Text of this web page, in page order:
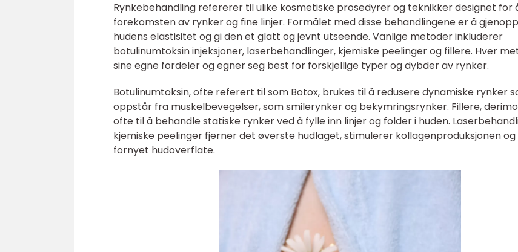
Rynkebehandling refererer til ulike kosmetiske prosedyrer og teknikker designet for
forekomsten av rynker og fine linjer. Formålet med disse behandlingene er å
hudens elastisitet og gi den et glatt og jevnt utseende. Vanlige metoder inkluderer
botulinumtoksin injeksjoner, laserbehandlinger, kjemiske peelinger og fillere. Hver
sine egne fordeler og egner seg best for forskjellige typer og dybder av rynker.
Botulinumtoksin, ofte referert til som Botox, brukes til å redusere dynamiske rynker
oppstår fra muskelbevegelser, som smilerynker og bekymringsrynker. Fillere,
ofte til å behandle statiske rynker ved å fylle inn linjer og folder i huden.
kjemiske peelinger fjerner det øverste hudlaget, stimulerer kollagenproduksjonen og
fornyet hudoverflate.